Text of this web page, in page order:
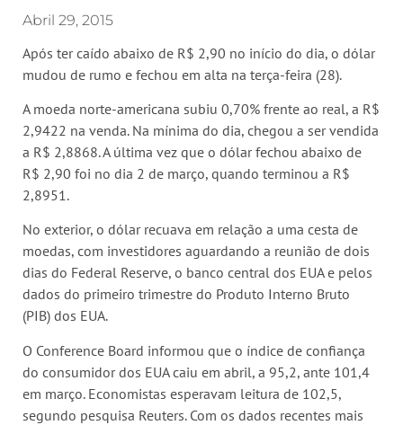
Abril 29, 2015
Após ter caído abaixo de R$ 2,90 no início do dia, o dólar
mudou de rumo e fechou em alta na terça-feira (28).
A moeda norte-americana subiu 0,70% frente ao real, a R$
2,9422 na venda. Na mínima do dia, chegou a ser vendida
a R$ 2,8868. A última vez que o dólar fechou abaixo de
R$ 2,90 foi no dia 2 de março, quando terminou a R$
2,8951.
No exterior, o dólar recuava em relação a uma cesta de
moedas, com investidores aguardando a reunião de dois
dias do Federal Reserve, o banco central dos EUA e pelos
dados do primeiro trimestre do Produto Interno Bruto
(PIB) dos EUA.
O Conference Board informou que o índice de confiança
do consumidor dos EUA caiu em abril, a 95,2, ante 101,4
em março. Economistas esperavam leitura de 102,5,
segundo pesquisa Reuters. Com os dados recentes mais